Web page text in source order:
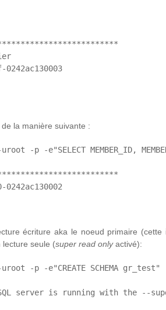
0242ac130003
la manière suivante :
p -e"SELECT MEMBER_ID,
0242ac130002
écriture aka le noeud primaire (cette
lecture seule (super read onlyactivé):
-p -e"CREATE SCHEMA gr_test"
server is running with the --